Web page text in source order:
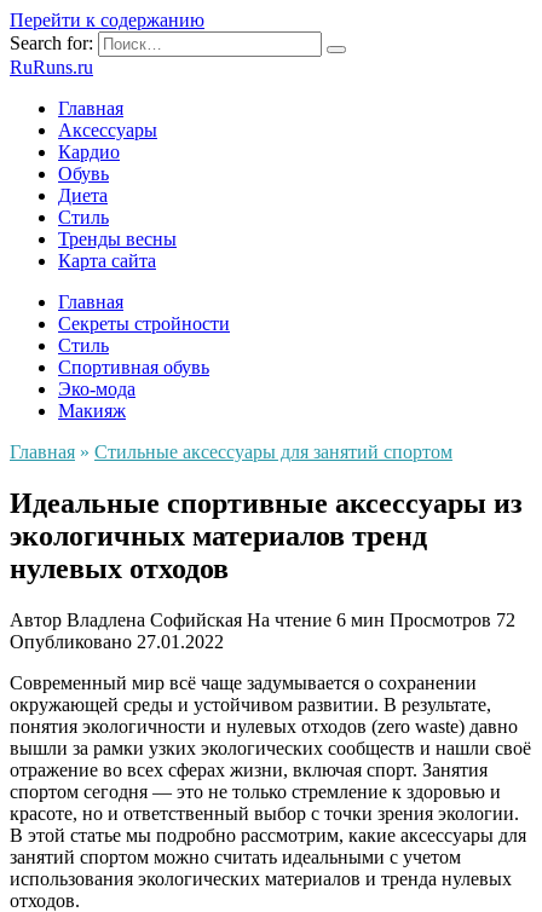
Перейти к содержанию
Search for:
RuRuns.ru
Главная
Аксессуары
Кардио
Обувь
Диета
Стиль
Тренды весны
Карта сайта
Главная
Секреты стройности
Стиль
Спортивная обувь
Эко-мода
Макияж
Главная » Стильные аксессуары для занятий спортом
Идеальные спортивные аксессуары из
экологичных материалов тренд
нулевых отходов
Автор Владлена Софийская На чтение 6 мин Просмотров 72
Опубликовано 27.01.2022
Современный мир всё чаще задумывается о сохранении
окружающей среды и устойчивом развитии. В результате,
понятия экологичности и нулевых отходов (zero waste) давно
вышли за рамки узких экологических сообществ и нашли своё
отражение во всех сферах жизни, включая спорт. Занятия
спортом сегодня — это не только стремление к здоровью и
красоте, но и ответственный выбор с точки зрения экологии.
В этой статье мы подробно рассмотрим, какие аксессуары для
занятий спортом можно считать идеальными с учетом
использования экологических материалов и тренда нулевых
отходов.